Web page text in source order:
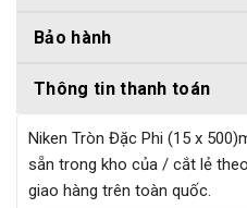
Bảo hành
Thông tin thanh toán
Niken Tròn Đặc Phi (15 x
sẵn trong kho của / cắt lẻ
giao hàng trên toàn quốc.